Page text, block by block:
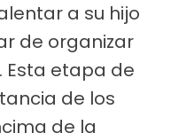
a su hijo
de organizar
Esta etapa de
de los
de la